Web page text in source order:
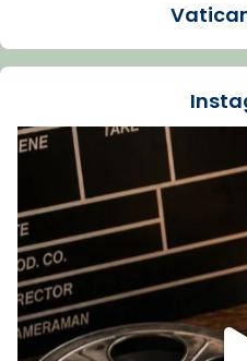
La Carmina va patir
dos mesos, a l'Estadi
Recupera l'entrevista
tican News 👇
www.vaticannews.va/
07/carmina-historia-
espana-testimoni...
Foto
View on Facebook · Share